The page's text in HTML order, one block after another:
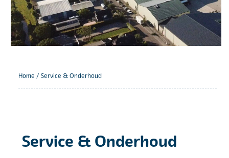
Home / Service & Onderhoud
Service & Onderhoud